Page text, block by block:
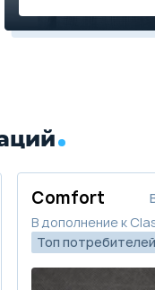
Comfort
В дополнение к
Топ потребителей